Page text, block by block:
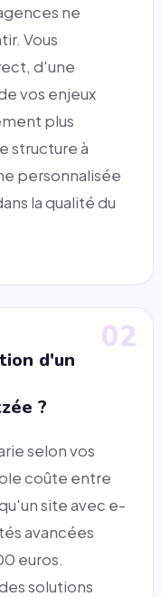
ne
Vous
d'une
vos enjeux
plus
structure à
personnalisée
la qualité du
02
d'un
?
selon vos
coûte entre
site avec e-
avancées
euros.
solutions